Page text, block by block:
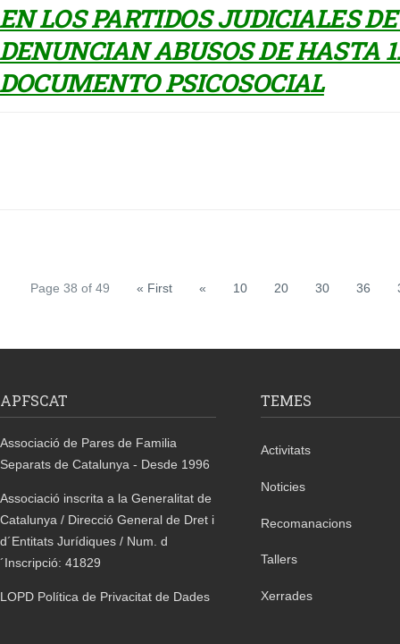
LOS PARTIDOS JUDICIALES
ABUSOS DE HASTA
PSICOSOCIAL
Page 38 of 49 « First « 10 20 30 36
APFSCAT
Associació de Pares de Familia
Separats de Catalunya - Desde 1996
Associació inscrita a la Generalitat de
Catalunya / Direcció General de Dret i
d´Entitats Jurídiques / Num. d
´Inscripció: 41829
LOPD Política de Privacitat de Dades
TEMES
Activitats
Noticies
Recomanacions
Tallers
Xerrades